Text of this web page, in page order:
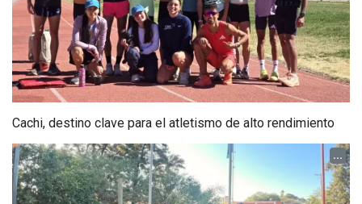
Cachi, destino clave para el atletismo de alto rendimiento
...